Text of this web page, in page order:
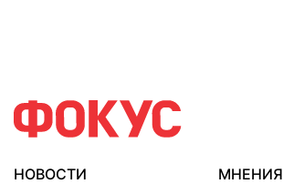
НОВОСТИ
МНЕНИЯ